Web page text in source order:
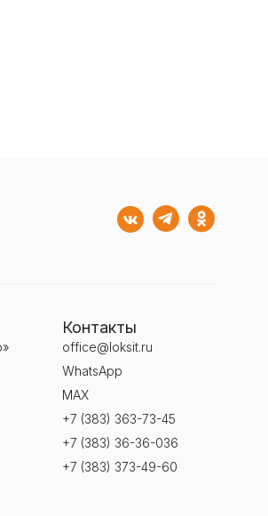
Контакты
office@loksit.ru
WhatsApp
MAX
+7 (383) 363-73-45
+7 (383) 36-36-036
+7 (383) 373-49-60